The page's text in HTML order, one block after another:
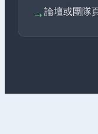
→論壇或團隊